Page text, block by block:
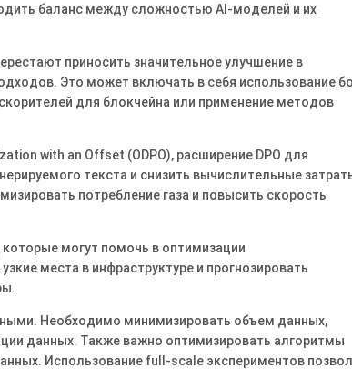
баланс между сложностью AI-моделей и их
приносить значительное улучшение в
Это может включать в себя использование
для блокчейна или применение методов
with an Offset (ODPO), расширение DPO для
текста и снизить вычислительные
потребление газа и повысить скорость
могут помочь в оптимизации
места в инфраструктуре и прогнозировать
Необходимо минимизировать объем данных,
данных. Также важно оптимизировать алгоритмы
Использование full-scale экспериментов